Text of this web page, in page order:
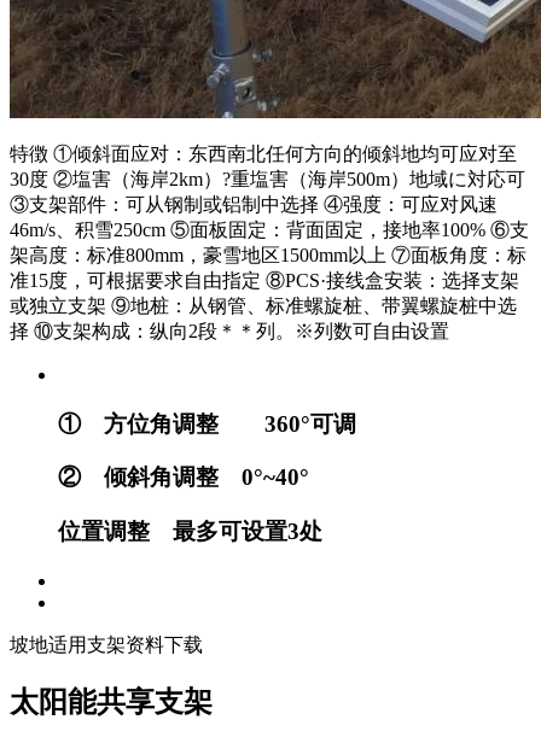
特徴 ①倾斜面应对：东西南北任何方向的倾斜地均可应对至
30度 ②塩害（海岸2km）?重塩害（海岸500m）地域に対応可
③支架部件：可从钢制或铝制中选择 ④强度：可应对风速
46m/s、积雪250cm ⑤面板固定：背面固定，接地率100% ⑥支
架高度：标准800mm，豪雪地区1500mm以上 ⑦面板角度：标
准15度，可根据要求自由指定 ⑧PCS·接线盒安装：选择支架
或独立支架 ⑨地桩：从钢管、标准螺旋桩、带翼螺旋桩中选
择 ⑩支架构成：纵向2段＊＊列。※列数可自由设置
① 方位角调整 360°可调
② 倾斜角调整 0°~40°
位置调整 最多可设置3处
坡地适用支架资料下载
太阳能共享支架